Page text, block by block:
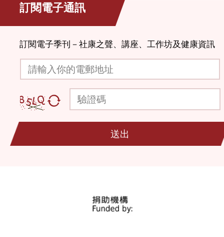
訂閱電子通訊
訂閱電子季刊－社康之聲、講座、工作坊及健康資訊
請輸入你的電郵地址
驗證碼
送出